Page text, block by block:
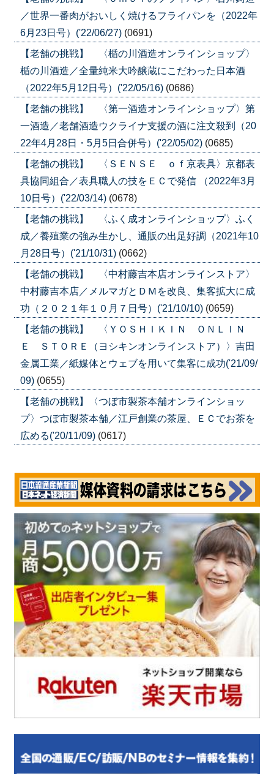
／世界一番肉がおいしく焼けるフライパンを（2022年
6月23日号）('22/06/27) (0691)
【老舗の挑戦】 〈楯の川酒造オンラインショップ〉
楯の川酒造／全量純米大吟醸蔵にこだわった日本酒
（2022年5月12日号）('22/05/16) (0686)
【老舗の挑戦】 〈第一酒造オンラインショップ〉第
一酒造／老舗酒造ウクライナ支援の酒に注文殺到（20
22年4月28日・5月5日合併号）('22/05/02) (0685)
【老舗の挑戦】 〈ＳＥＮＳＥ ｏｆ京表具〉京都表
具協同組合／表具職人の技をＥＣで発信 （2022年3月
10日号）('22/03/14) (0678)
【老舗の挑戦】 〈ふく成オンラインショップ〉ふく
成／養殖業の強み生かし、通販の出足好調（2021年10
月28日号）('21/10/31) (0662)
【老舗の挑戦】 〈中村藤吉本店オンラインストア〉
中村藤吉本店／メルマガとＤＭを改良、集客拡大に成
功（２０２１年１０月７日号）('21/10/10) (0659)
【老舗の挑戦】 〈ＹＯＳＨＩＫＩＮ ＯＮＬＩＮ
Ｅ ＳＴＯＲＥ（ヨシキンオンラインストア）〉吉田
金属工業／紙媒体とウェブを用いて集客に成功('21/09/
09) (0655)
【老舗の挑戦】〈つぼ市製茶本舗オンラインショッ
プ〉つぼ市製茶本舗／江戸創業の茶屋、ＥＣでお茶を
広める('20/11/09) (0617)